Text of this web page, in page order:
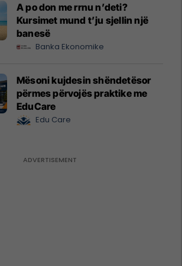
A po don me rrnu n’deti?
Kursimet mund t’ju sjellin një
banesë
Banka Ekonomike
Mësoni kujdesin shëndetësor
përmes përvojës praktike me
EduCare
Edu Care